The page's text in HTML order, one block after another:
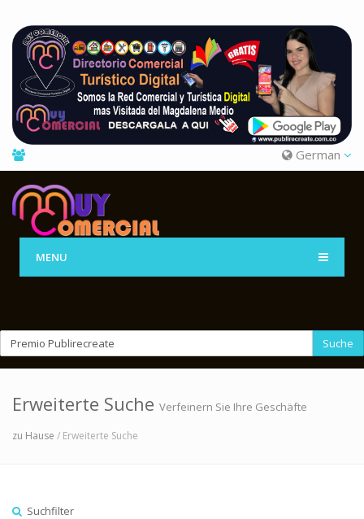
German
MENU
Suche
Erweiterte Suche Verfeinern Sie Ihre Geschäfte
zu Hause / Erweiterte Suche
Suchfilter